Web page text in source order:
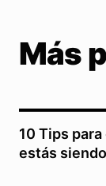
Más
10 Tips
estás